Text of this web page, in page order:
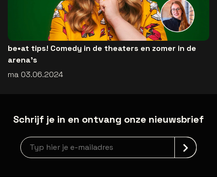
be•at tips! Comedy in de theaters en zomer in de
arena’s
ma 03.06.2024
Schrijf je in en ontvang onze nieuwsbrief
Nieuwsbrief aanmelding